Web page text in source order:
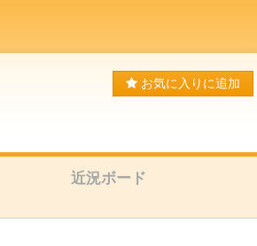
お気に入りに追加
近況ボード